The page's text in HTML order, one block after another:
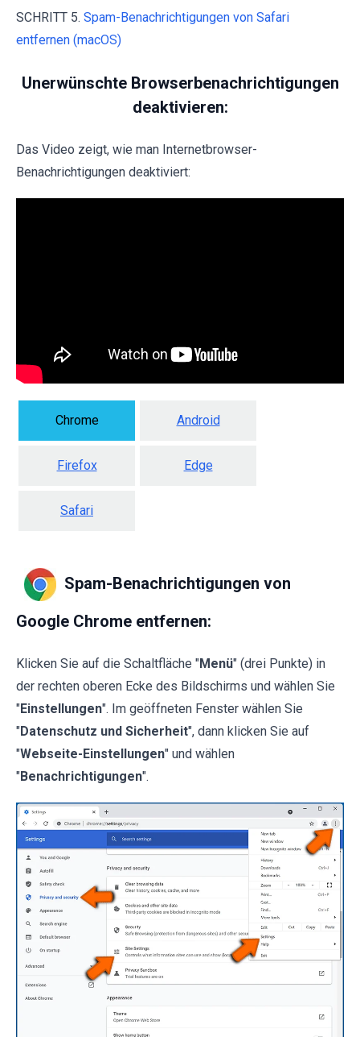
SCHRITT 5. Spam-Benachrichtigungen von Safari
entfernen (macOS)
Unerwünschte Browserbenachrichtigungen
deaktivieren:
Das Video zeigt, wie man Internetbrowser-
Benachrichtigungen deaktiviert:
Chrome Android
Firefox Edge
Safari
Spam-Benachrichtigungen von
Google Chrome entfernen:
Klicken Sie auf die Schaltfläche "Menü" (drei Punkte) in
der rechten oberen Ecke des Bildschirms und wählen Sie
"Einstellungen". Im geöffneten Fenster wählen Sie
"Datenschutz und Sicherheit", dann klicken Sie auf
"Webseite-Einstellungen" und wählen
"Benachrichtigungen".